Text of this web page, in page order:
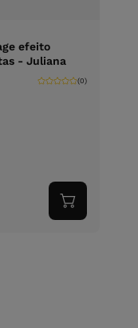
efeito
- Juliana
(0)
Adicionar
ao